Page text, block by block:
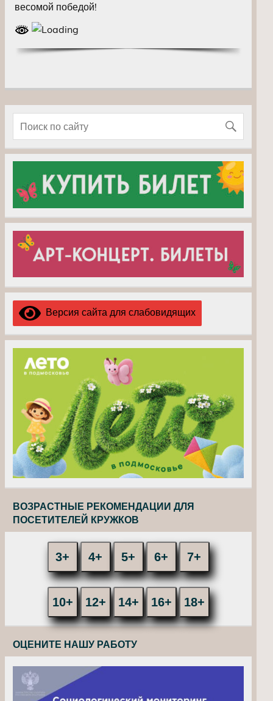
весомой победой!
Версия сайта для слабовидящих
ВОЗРАСТНЫЕ РЕКОМЕНДАЦИИ ДЛЯ
ПОСЕТИТЕЛЕЙ КРУЖКОВ
3+ 4+ 5+ 6+ 7+
10+ 12+ 14+ 16+ 18+
ОЦЕНИТЕ НАШУ РАБОТУ